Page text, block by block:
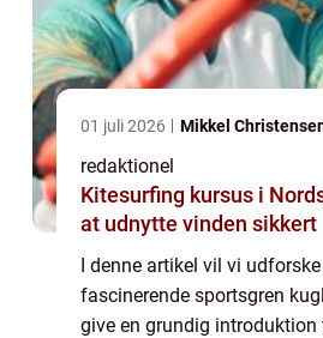
01 juli 2026 Mikkel
redaktionel
Kitesurfing kursus i
at udnytte vinden sikkert
I denne artikel vil vi
fascinerende sportsgren
give en grundig introduktion